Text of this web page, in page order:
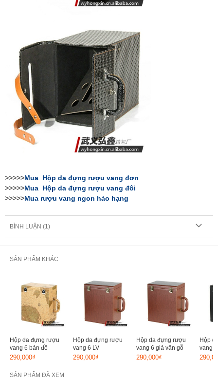
>>>>>Mua Hộp da đựng rượu vang đơn
>>>>>Mua Hộp da đựng rượu vang đôi
>>>>>Mua rượu vang ngon hảo hạng
BÌNH LUẬN (1)
SẢN PHẨM KHÁC
Hộp da đựng rượu
vang 6 bản đồ
290,000₫
Hộp da đựng rượu
vang 6 LV
290,000₫
Hộp da đựng rượu
vang 6 giả vân gỗ
290,000₫
Hộp
vang
SẢN PHẨM ĐÃ XEM